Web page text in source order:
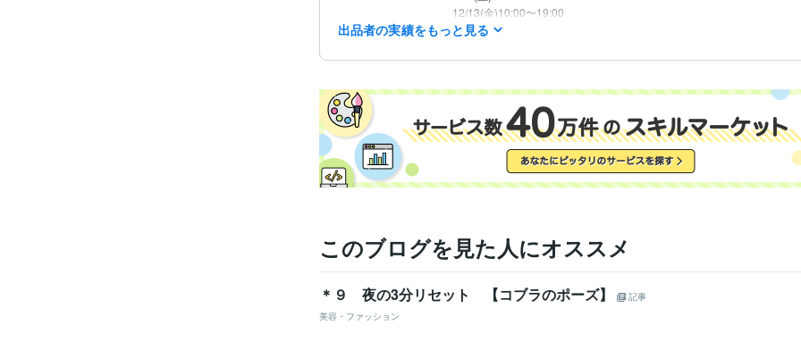
12/13(金)10:00〜19:00
12/14(土)11:00〜16:00
12/21(土)11:00〜16:00
経験職種 営業 / インサイドセールス・内勤営業 経験年数 : 1年
コンサルタント / リサーチャー・調査員
メディア・出版・広告 / プロデューサー・ディレクター 経験年数 : 5
出品者の実績をもっと見る
このブログを見た人にオススメ
＊９ 夜の3分リセット 【コブラのポーズ】
記事
美容・ファッション